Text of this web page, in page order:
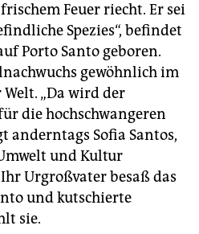
Feuer riecht. Er sei
Spezies“, befindet
Porto Santo geboren.
gewöhnlich im
„Da wird der
die hochschwangeren
anderntags Sofia Santos,
und Kultur
Urgroßvater besaß das
und kutschierte
sie.